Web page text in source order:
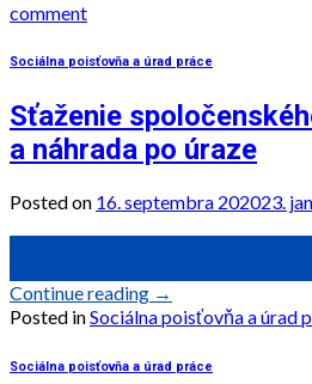
comment
Sociálna poisťovňa a úrad práce
Sťaženie
a náhrada po úraze
Posted on 16. septembra 202023.
Continue reading →
Posted inSociálna poisťovňa a úrad
Sociálna poisťovňa a úrad práce